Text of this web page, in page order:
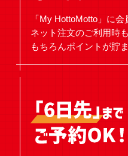
「My HottoMotto」に会
ネット注文のご利用時も
もちろんポイントが貯ま